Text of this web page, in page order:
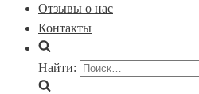
Отзывы о нас
Контакты
Найти: